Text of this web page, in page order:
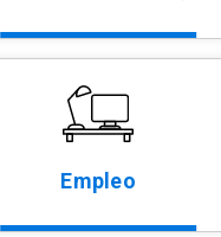
Empleo